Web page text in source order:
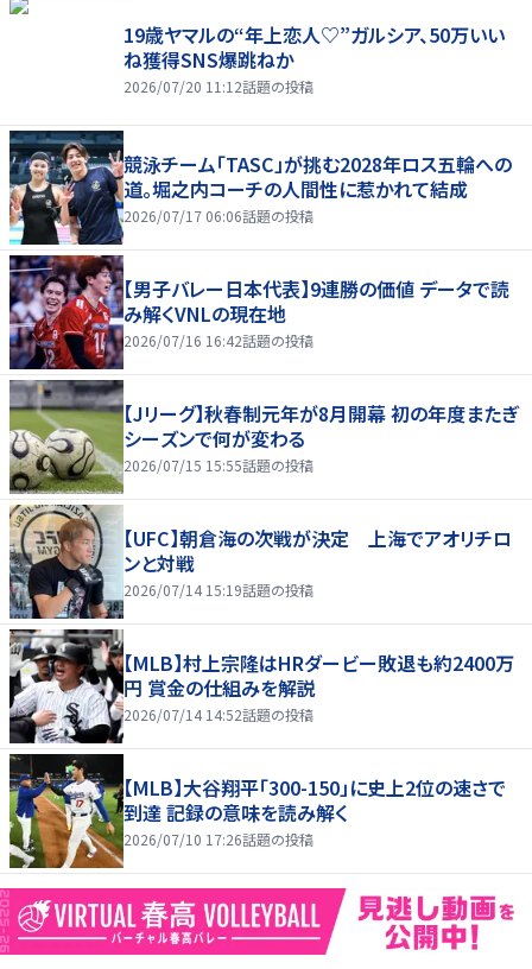
19歳ヤマルの“年上恋人♡”ガルシア、50万いい
ね獲得SNS爆跳ねか
2026/07/20 11:12話題の投稿
競泳チーム「TASC」が挑む2028年ロス五輪への
道。堀之内コーチの人間性に惹かれて結成
2026/07/17 06:06話題の投稿
【男子バレー日本代表】9連勝の価値 データで読
み解くVNLの現在地
2026/07/16 16:42話題の投稿
【Jリーグ】秋春制元年が8月開幕 初の年度またぎ
シーズンで何が変わる
2026/07/15 15:55話題の投稿
【UFC】朝倉海の次戦が決定 上海でアオリチロ
ンと対戦
2026/07/14 15:19話題の投稿
【MLB】村上宗隆はHRダービー敗退も約2400万
円 賞金の仕組みを解説
2026/07/14 14:52話題の投稿
【MLB】大谷翔平「300-150」に史上2位の速さで
到達 記録の意味を読み解く
2026/07/10 17:26話題の投稿